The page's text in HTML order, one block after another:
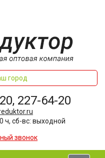
город
227-64-20
ч, сб-вс: выходной
звонок